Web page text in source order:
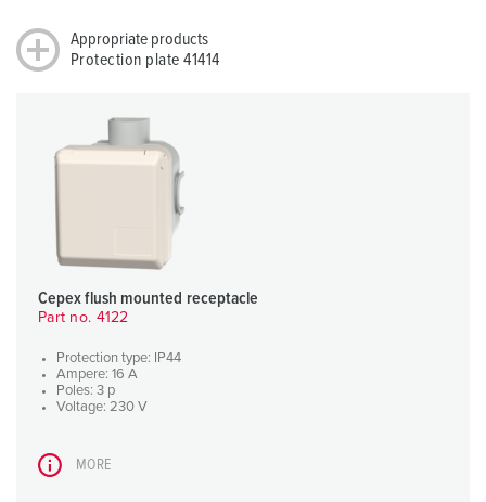
Appropriate products
Protection plate 41414
Cepex flush mounted receptacle
Part no. 4122
Protection type: IP44
Ampere: 16 A
Poles: 3 p
Voltage: 230 V
MORE